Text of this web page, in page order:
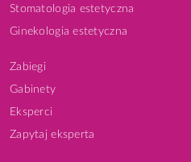
Stomatologia estetyczna
Ginekologia estetyczna
Zabiegi
Gabinety
Eksperci
Zapytaj eksperta